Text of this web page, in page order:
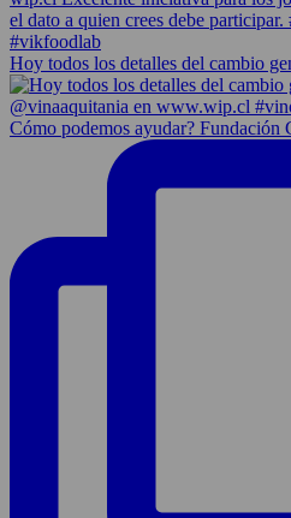
Hoy todos los detalles del cambio
Cómo podemos ayudar? Fundación